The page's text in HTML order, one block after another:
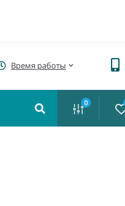
Время работы
0